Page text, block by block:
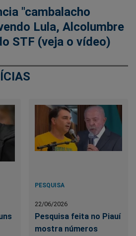
"cambalacho
Lula, Alcolumbre
STF (veja o vídeo)
PESQUISA
22/06/2026
Pesquisa feita no Piauí
mostra números